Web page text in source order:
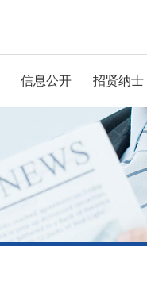
信息公开 招贤纳士